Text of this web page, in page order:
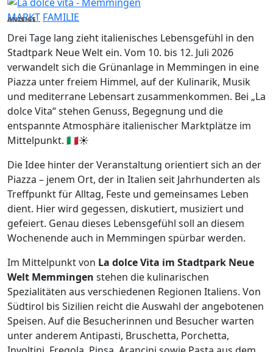
MARKT FAMILIE
ANZEIGE
Drei Tage lang zieht italienisches Lebensgefühl in den
Stadtpark Neue Welt ein. Vom 10. bis 12. Juli 2026
verwandelt sich die Grünanlage in Memmingen in eine
Piazza unter freiem Himmel, auf der Kulinarik, Musik
und mediterrane Lebensart zusammenkommen. Bei „La
dolce Vita“ stehen Genuss, Begegnung und die
entspannte Atmosphäre italienischer Marktplätze im
Mittelpunkt. 🇮🇹☀️
Die Idee hinter der Veranstaltung orientiert sich an der
Piazza – jenem Ort, der in Italien seit Jahrhunderten als
Treffpunkt für Alltag, Feste und gemeinsames Leben
dient. Hier wird gegessen, diskutiert, musiziert und
gefeiert. Genau dieses Lebensgefühl soll an diesem
Wochenende auch in Memmingen spürbar werden.
Im Mittelpunkt von La dolce Vita im Stadtpark Neue
Welt Memmingen stehen die kulinarischen
Spezialitäten aus verschiedenen Regionen Italiens. Von
Südtirol bis Sizilien reicht die Auswahl der angebotenen
Speisen. Auf die Besucherinnen und Besucher warten
unter anderem Antipasti, Bruschetta, Porchetta,